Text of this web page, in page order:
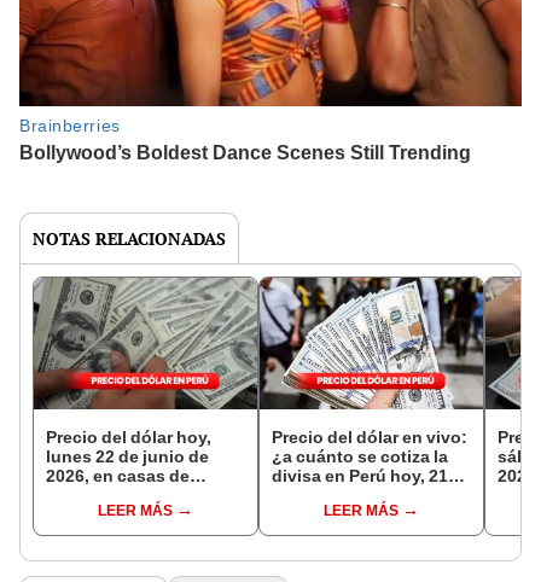
NOTAS RELACIONADAS
Precio del dólar hoy,
lunes 22 de junio de
2026, en casas de
otros canales
LEER MÁS
Precio del dólar en vivo:
¿a cuánto se cotiza la
divisa en Perú hoy, 21
LEER MÁS